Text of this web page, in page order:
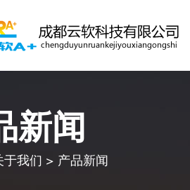
新闻
于我们 > 产品新闻